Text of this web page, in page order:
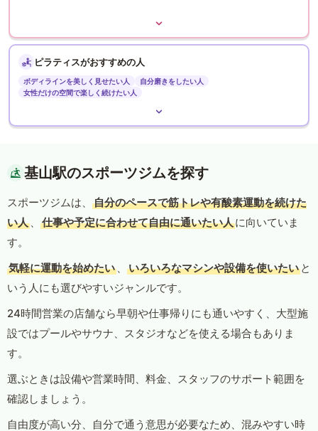
ピラティスがおすすめの人
ボディラインを美しく見せたい人
自分磨きをしたい人
女性だけの空間で楽しく続けたい人
基山駅のスポーツジムを探す
スポーツジムは、
自分のペースで筋トレや有酸素運動を続けた
い人 、 仕事や予定に合わせて自由に通いたい人に向いていま
す。
気軽に運動を始めたい 、 いろいろなマシンや設備を使いたい と
いう人にも選びやすいジャンルです。
24時間営業の店舗なら早朝や仕事帰りにも通いやすく、大型施
設ではプールやサウナ、スタジオなどを使える場合もありま
す。
選ぶときは設備や営業時間、料金、スタッフのサポート範囲を
確認しましょう。
自由度が高い分、自分で通う意思が必要なため、混みやすい時